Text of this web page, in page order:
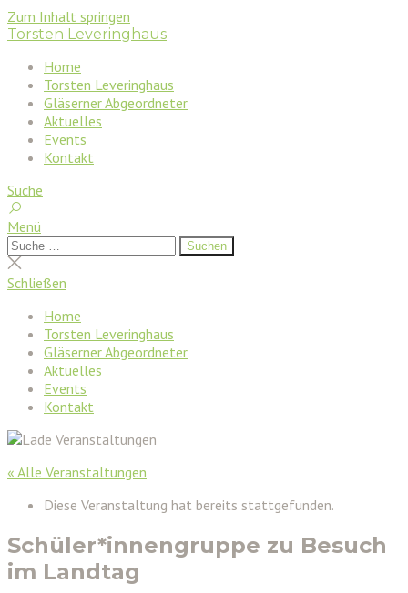
Zum Inhalt springen
Torsten Leveringhaus
Home
Torsten Leveringhaus
Gläserner Abgeordneter
Aktuelles
Events
Kontakt
Suche
Menü
Suchen
nach:
Suchen
Suche
schließen
Schließen
Home
Torsten Leveringhaus
Gläserner Abgeordneter
Aktuelles
Events
Kontakt
« Alle Veranstaltungen
Diese Veranstaltung hat bereits stattgefunden.
Schüler*innengruppe zu Besuch
im Landtag